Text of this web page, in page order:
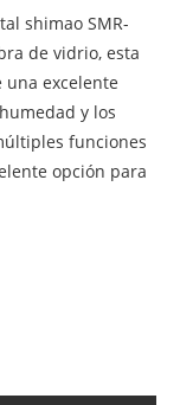
shimao SMR-
de vidrio, esta
excelente
y los
funciones
opción para